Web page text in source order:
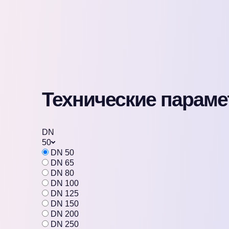
Технические
DN
50
DN 50
DN 65
DN 80
DN 100
DN 125
DN 150
DN 200
DN 250